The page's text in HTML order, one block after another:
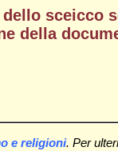
sceicco
della
e religioni. Per